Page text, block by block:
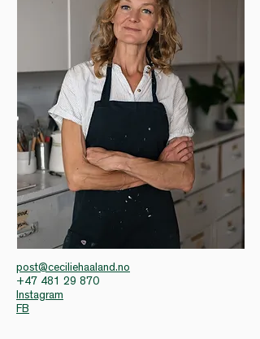
post@ceciliehaaland.no
+47 481 29 870
Instagram
FB